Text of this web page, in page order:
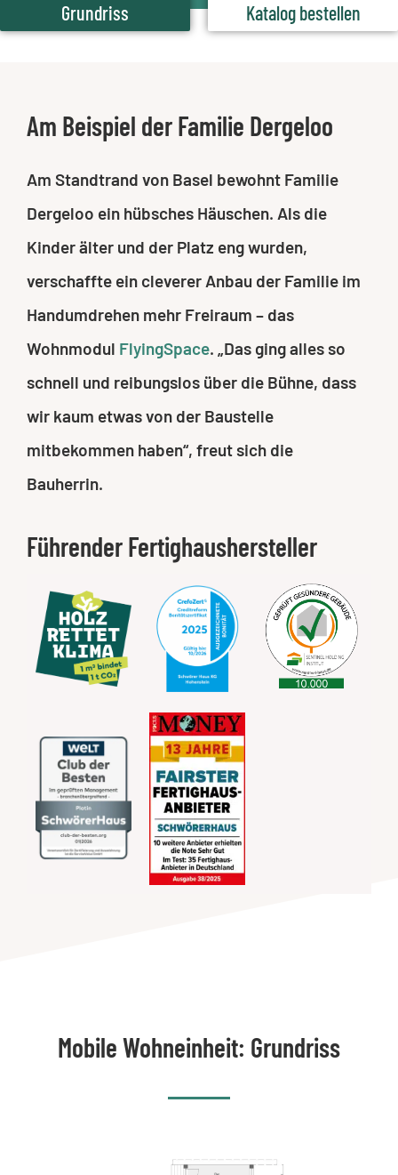
Grundriss Katalog bestellen
Am Beispiel der Familie Dergeloo
Am Standtrand von Basel bewohnt Familie
Dergeloo ein hübsches Häuschen. Als die
Kinder älter und der Platz eng wurden,
verschaffte ein cleverer Anbau der Familie im
Handumdrehen mehr Freiraum – das
Wohnmodul FlyingSpace. „Das ging alles so
schnell und reibungslos über die Bühne, dass
wir kaum etwas von der Baustelle
mitbekommen haben“, freut sich die
Bauherrin.
Führender Fertighaushersteller
Mobile Wohneinheit: Grundriss